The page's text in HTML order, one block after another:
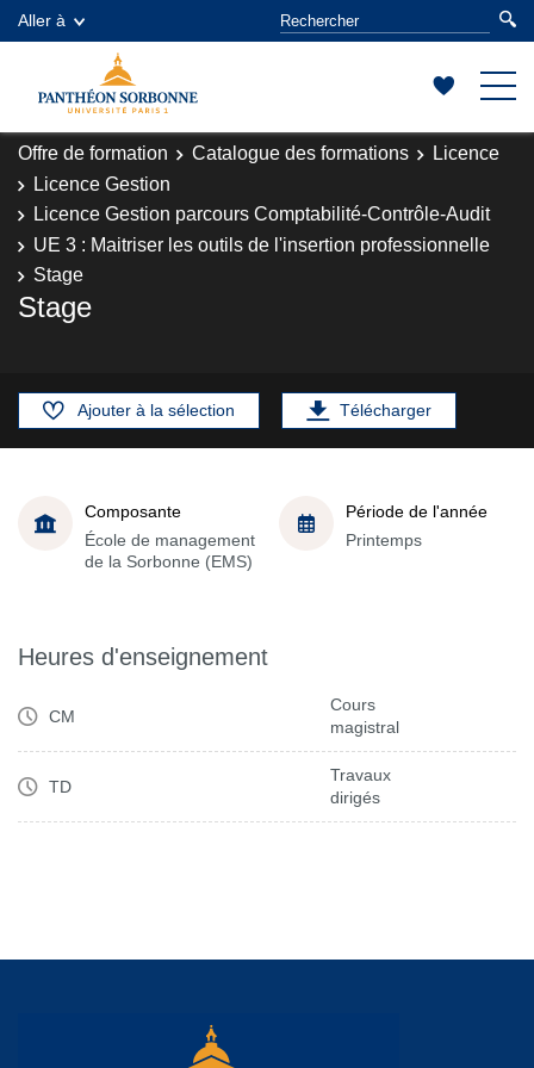
Aller à
Offre de formation Catalogue des formations
Licence
Licence Gestion
Licence Gestion parcours Comptabilité-Contrôle-Audit
UE 3 : Maitriser les outils de l'insertion professionnelle
Stage
Stage
Ajouter à la sélection Télécharger
Composante
École de management
de la Sorbonne (EMS)
Période de l'année
Printemps
Heures d'enseignement
CM
Cours
magistral
TD
Travaux
dirigés